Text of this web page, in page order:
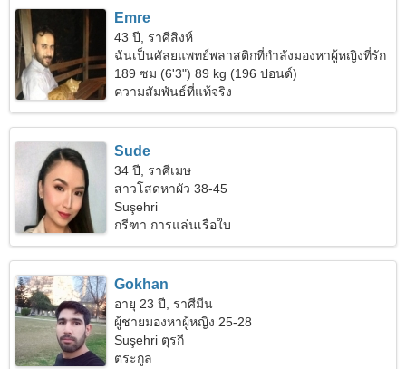
Emre
43 ปี, ราศีสิงห์
ฉันเป็นศัลยแพทย์พลาสติกที่กำลังมองหาผู้หญิงที่รัก
ใคร่
189 ซม (6'3") 89 kg (196 ปอนด์)
ความสัมพันธ์ที่แท้จริง
Sude
34 ปี, ราศีเมษ
สาวโสดหาผัว 38-45
Suşehri
กรีฑา การแล่นเรือใบ
Gokhan
อายุ 23 ปี, ราศีมีน
ผู้ชายมองหาผู้หญิง 25-28
Suşehri ตุรกี
ตระกูล